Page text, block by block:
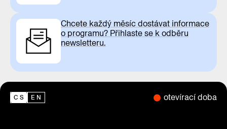
Chcete každý měsíc dostávat informace
o programu? Přihlaste se k odběru
newsletteru.
CS EN otevírací doba